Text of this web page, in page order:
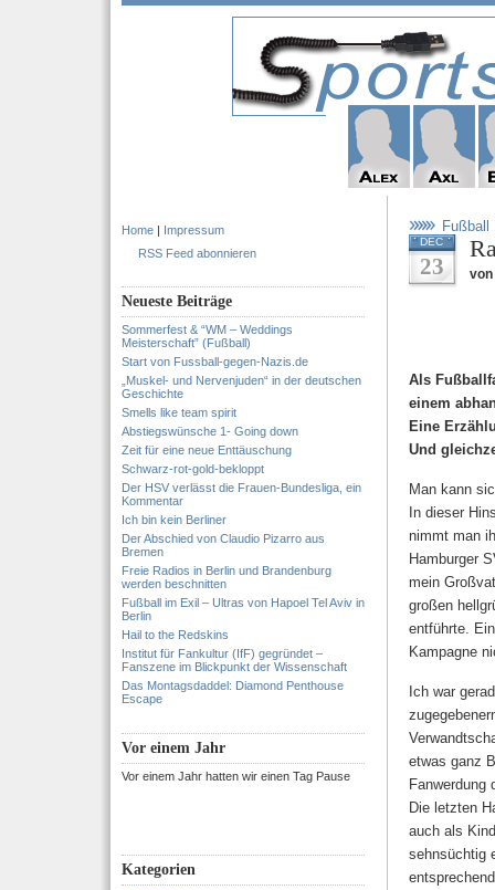
Home | Impressum
RSS Feed abonnieren
Neueste Beiträge
Sommerfest & “WM – Weddings
Meisterschaft” (Fußball)
Start von Fussball-gegen-Nazis.de
„Muskel- und Nervenjuden“ in der deutschen
Geschichte
Smells like team spirit
Abstiegswünsche 1- Going down
Zeit für eine neue Enttäuschung
Schwarz-rot-gold-bekloppt
Der HSV verlässt die Frauen-Bundesliga, ein
Kommentar
Ich bin kein Berliner
Der Abschied von Claudio Pizarro aus
Bremen
Freie Radios in Berlin und Brandenburg
werden beschnitten
Fußball im Exil – Ultras von Hapoel Tel Aviv in
Berlin
Hail to the Redskins
Institut für Fankultur (IfF) gegründet –
Fanszene im Blickpunkt der Wissenschaft
Das Montagsdaddel: Diamond Penthouse
Escape
Vor einem Jahr
Vor einem Jahr hatten wir einen Tag Pause
Kategorien
Fußball
DEC
23
Als
einem
Eine
Und
Man kann
In dieser
nimmt man
Hamburger
mein
großen
entführte.
Kampagne
Ich war
etwas ganz
Fanwerdung
Die letzten
auch als
sehnsüchtig